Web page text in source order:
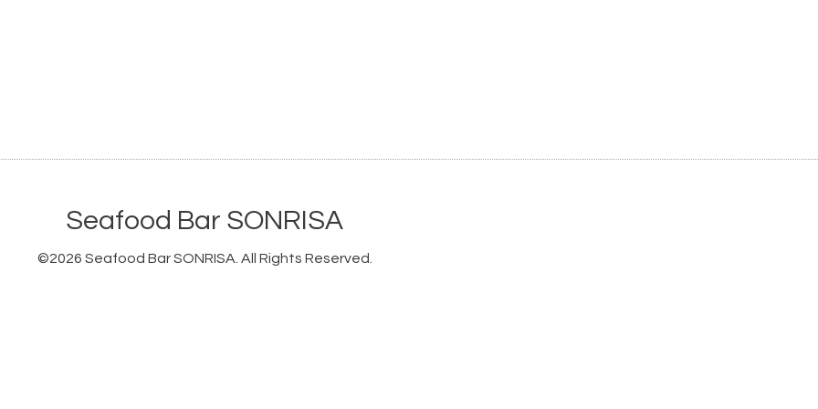
Seafood Bar SONRISA
©2026 Seafood Bar SONRISA . All Rights Reserved.